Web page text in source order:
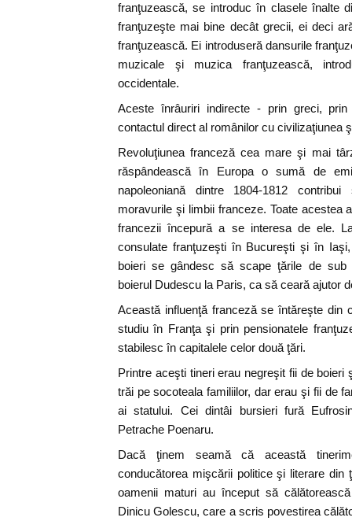
franţuzească, se introduc în clasele înalte
franţuzeşte mai bine decât grecii, ei deci
franţuzească. Ei introduseră dansurile
muzicale şi muzica franţuzească,
occidentale.
Aceste înrâuriri indirecte - prin greci,
contactul direct al românilor cu civilizaţiunea
Revoluţiunea franceză cea mare şi mai
răspândească în Europa o sumă de
napoleoniană dintre 1804-1812
moravurile şi limbii franceze. Toate acestea
francezii începură a se interesa de ele.
consulate franţuzeşti în Bucureşti şi în
boieri se gândesc să scape ţările de sub
boierul Dudescu la Paris, ca să ceară ajutor
Această influenţă franceză se întăreşte din
studiu în Franţa şi prin pensionatele
stabilesc în capitalele celor două ţări.
Printre aceşti tineri erau negreşit fii de boieri
trăi pe socoteala familiilor, dar erau şi fii de
ai statului. Cei dintâi bursieri fură
Petrache Poenaru.
Dacă ţinem seamă că această
conducătorea mişcării politice şi literare
oamenii maturi au început să
Dinicu Golescu, care a scris povestirea